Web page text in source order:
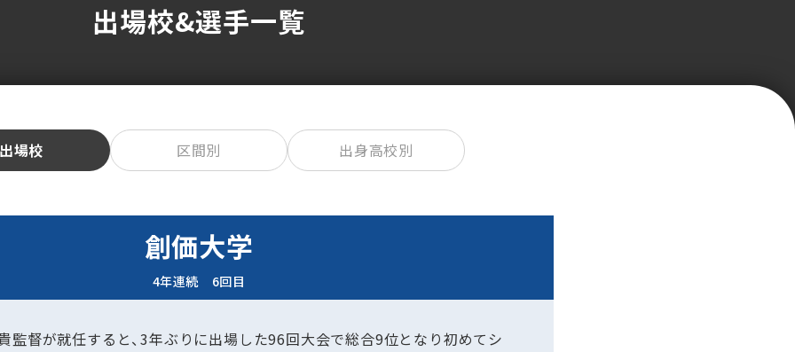
出場校&選手一覧
場校 区間別 出身高校別
創価大学
4年連続 6回目
監督が就任すると、3年ぶりに出場した96回大会で総合9位となり初めてシ